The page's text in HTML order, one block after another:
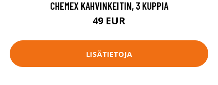
CHEMEX KAHVINKEITIN, 3 KUPPIA
49 EUR
LISÄTIETOJA